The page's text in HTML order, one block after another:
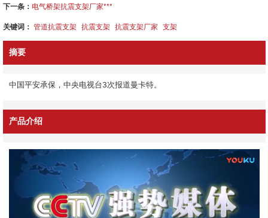
下一条： 电气桥架抗震支架厂家***
关键词： 管道抗震支架 抗震支架 抗震支架厂家 支架
摘要
中国平安承保，中央电视台3次报道曼卡特。
产品介绍